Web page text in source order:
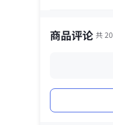
商品评论 共